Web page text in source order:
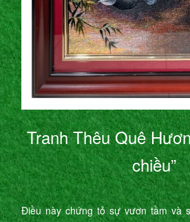
Tranh Thêu Quê
chiều”
Điều này chứng tỏ sự vươn tầm và